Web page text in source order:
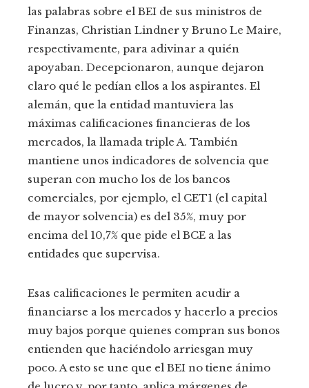
las palabras sobre el BEI de sus ministros de
Finanzas, Christian Lindner y Bruno Le Maire,
respectivamente, para adivinar a quién
apoyaban. Decepcionaron, aunque dejaron
claro qué le pedían ellos a los aspirantes. El
alemán, que la entidad mantuviera las
máximas calificaciones financieras de los
mercados, la llamada triple A. También
mantiene unos indicadores de solvencia que
superan con mucho los de los bancos
comerciales, por ejemplo, el CET1 (el capital
de mayor solvencia) es del 35%, muy por
encima del 10,7% que pide el BCE a las
entidades que supervisa.
Esas calificaciones le permiten acudir a
financiarse a los mercados y hacerlo a precios
muy bajos porque quienes compran sus bonos
entienden que haciéndolo arriesgan muy
poco. A esto se une que el BEI no tiene ánimo